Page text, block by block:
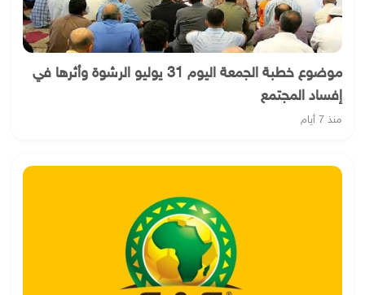
موضوع خطبة الجمعة اليوم 31 يوليو الرشوة وأثرها في
إفساد المجتمع
منذ 7 أيام